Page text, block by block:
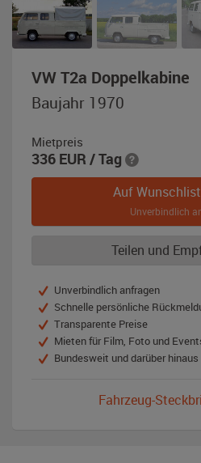
VW T2a Doppelkabine
Baujahr 1970
Mietpreis
336 EUR / Tag
Auf
Unverbindlich
Teilen und
Unverbindlich anfragen
Schnelle persönliche
Transparente Preise
Mieten für Film, Foto und
Bundesweit und darüber hinaus
Fahrzeug-